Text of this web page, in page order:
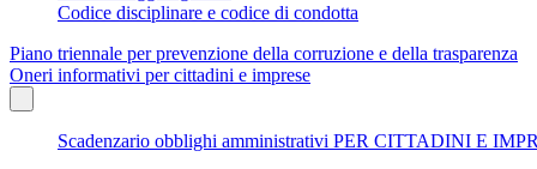
Codice disciplinare e codice di condotta
Piano triennale per prevenzione della corruzione e della trasparenza
Oneri informativi per cittadini e imprese
Scadenzario obblighi amministrativi PER CITTADINI E